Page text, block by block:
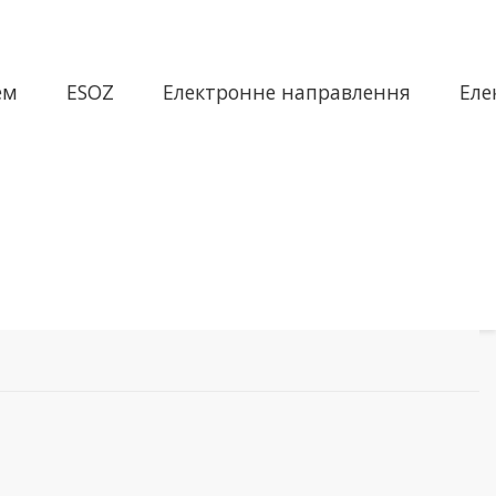
ESOZ Електронне направлення